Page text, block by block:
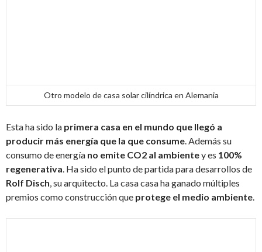
Otro modelo de casa solar cilíndrica en Alemania
Esta ha sido la primera casa en el mundo que llegó a
producir más energía que la que consume. Además su
consumo de energía no emite CO2 al ambientey es 100%
regenerativa. Ha sido el punto de partida para desarrollos de
Rolf Disch, su arquitecto. La casa casa ha ganado múltiples
premios como construcción que protege el medio ambiente.